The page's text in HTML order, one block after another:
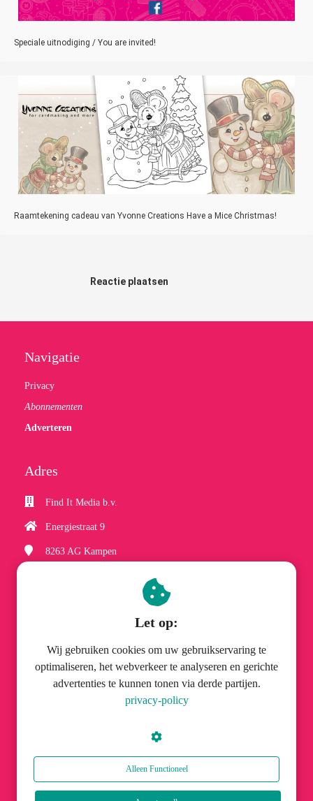
Speciale uitnodiging / You are invited!
Raamtekening cadeau van Yvonne Creations Have a Mice Christmas!
Reactie plaatsen
Navigatie
Privacy
Abonnementen
Adverteren
Adres
Find It Media b.v.
Energiestraat 9
8263 AG Kampen
hobbyzineplus@finditmedia.nl
© Find It Media b.v.
Let op:
Wij gebruiken cookies om uw gebruikservaring te
optimaliseren, het webverkeer te analyseren en gerichte
advertenties te kunnen tonen via derde partijen.
privacy-policy
Alleen Functioneel